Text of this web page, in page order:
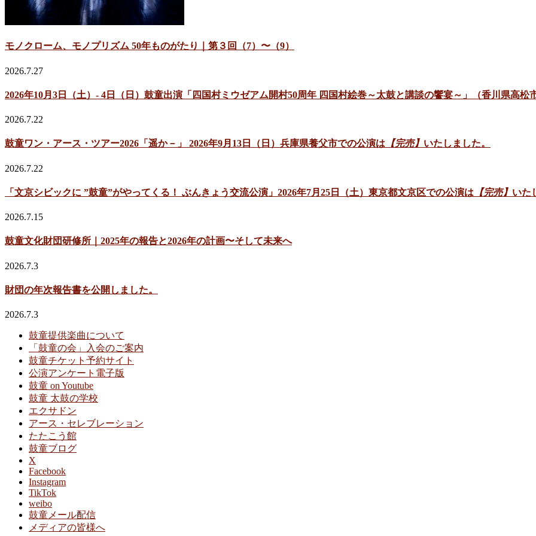
モノクローム、モノプリズム 50年ものがたり｜第３回（7）〜（9）
2026.7.27
2026年10月3日（土）- 4日（日）鼓童出演「四国村ミウゼアム開村50周年 四国村絵巻～太鼓と講談の饗宴～」（香川県高松市
2026.7.22
鼓童ワン・アース・ツアー2026「遥か－」 2026年9月13日（日）兵庫県養父市での公演は 【完売】 いたしました。
2026.7.22
「文京シビックに ”鼓童”がやってくる！ ぶんきょう交流公演」2026年7月25日（土）東京都文京区での公演は 【完売】 いた
2026.7.15
鼓童文化財団研修所｜2025年の報告と2026年の計画〜そして未来へ
2026.7.3
財団の年次報告書を公開しました。
2026.7.3
鼓童提供楽曲について
「鼓童の会」入会のご案内
鼓童チケット予約サイト
公演アンケート電子版
鼓童 on Youtube
鼓童 太鼓の学校
エクサドン
アース・セレブレーション
たたこう館
鼓童ブログ
X
Facebook
Instagram
TikTok
weibo
鼓童メール配信
メディアの皆様へ